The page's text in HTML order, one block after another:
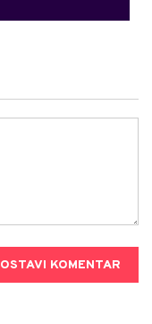
OSTAVI KOMENTAR